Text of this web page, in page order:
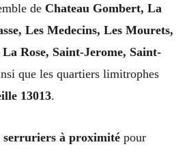
de Chateau Gombert, La
Les Medecins, Les Mourets,
Rose, Saint-Jerome, Saint-
que les quartiers limitrophes
13013.
serruriers à proximité pour